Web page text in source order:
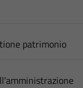
patrimonio